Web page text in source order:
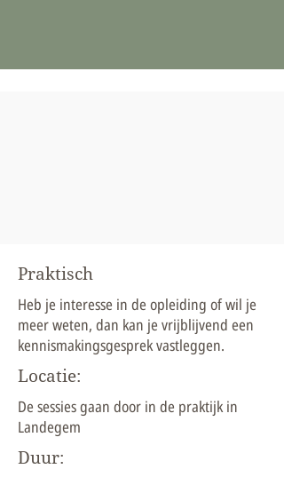
massage & mindfulness
Praktisch
Heb je interesse in de opleiding of wil je
meer weten, dan kan je vrijblijvend een
kennismakingsgesprek vastleggen.
Locatie:
De sessies gaan door in de praktijk in
Landegem
Duur: